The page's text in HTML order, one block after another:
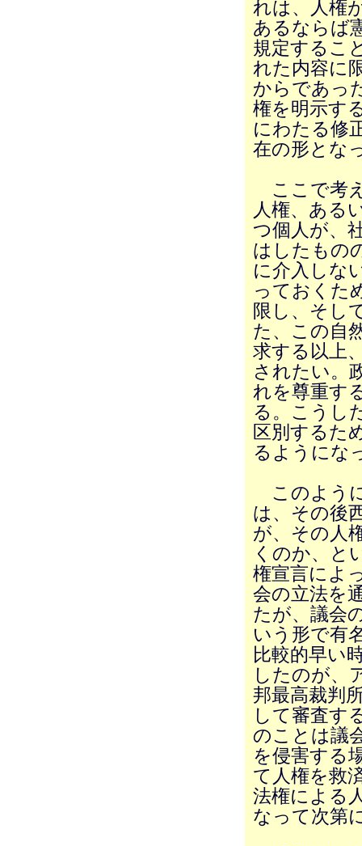
れは、人権
あるならば
規定するこ
れた内容に
からであっ
権を明示す
にわたる修
在の形とな
ここで考
人権、ある
つ個人が、
はしたもの
に介入しな
っておくた
限し、そし
た、この自
求する以上
されたい。
れを尊重す
る。こうし
区別するた
るようにな
このよう
は、その後
が、その人
くのか、と
権宣言によ
会の立法を
たが、議会
いう形で有
比較的早い
したのが、
邦最高裁判
して審査す
のことは議
を侵害する
て人権を救
法権による
なって次第